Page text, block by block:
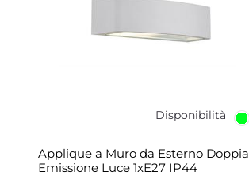
Disponibilità
Applique a Muro da Esterno Doppia
Emissione Luce 1xE27 IP44